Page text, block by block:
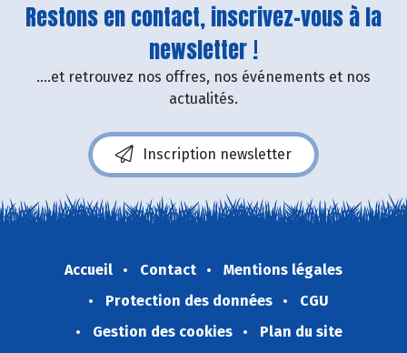
Restons en contact, inscrivez-vous à la
newsletter !
....et retrouvez nos offres, nos événements et nos
actualités.
Inscription newsletter
Accueil Contact
Mentions légales
Protection des données
CGU
Gestion des cookies
Plan du site